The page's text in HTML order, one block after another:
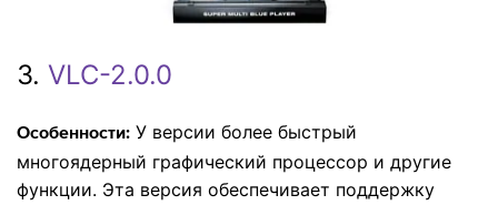
3. VLC-2.0.0
Особенности: У версии более быстрый
многоядерный графический процессор и другие
функции. Эта версия обеспечивает поддержку